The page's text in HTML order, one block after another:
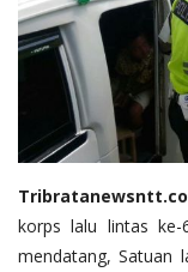
Link Polda NTT
korps lalu lintas
mendatang, Satuan